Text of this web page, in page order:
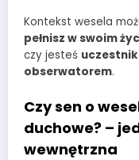
Kontekst wesela
pełnisz w swoim
czy jesteś
obserwatorem.
Czy sen o
duchowe? –
wewnętrzna